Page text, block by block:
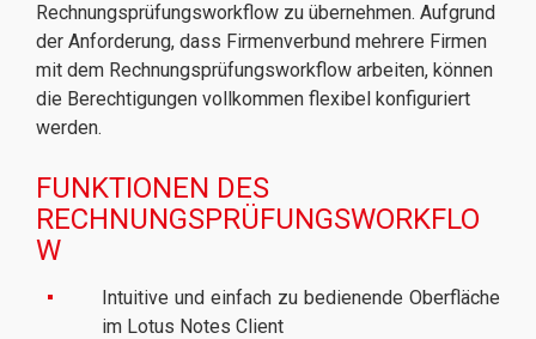
Rechnungsprüfungsworkflow zu übernehmen. Aufgrund
der Anforderung, dass Firmenverbund mehrere Firmen
mit dem Rechnungsprüfungsworkflow arbeiten, können
die Berechtigungen vollkommen flexibel konfiguriert
werden.
FUNKTIONEN DES
RECHNUNGSPRÜFUNGSWORKFLO
W
Intuitive und einfach zu bedienende Oberfläche
im Lotus Notes Client